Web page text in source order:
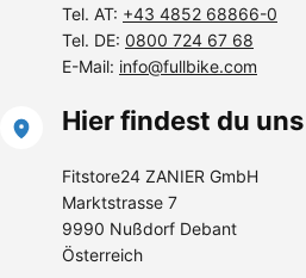
Tel. AT: +43 4852 68866-0
Tel. DE: 0800 724 67 68
E-Mail: info@fullbike.com
Hier findest du uns
Fitstore24 ZANIER GmbH
Marktstrasse 7
9990 Nußdorf Debant
Österreich